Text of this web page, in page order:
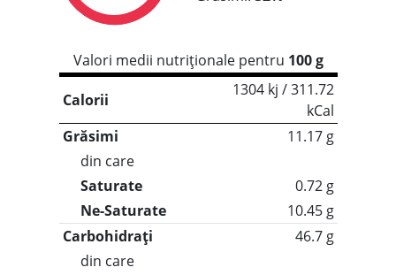
Valori medii nutriționale pentru 100 g
Calorii
1304 kj / 311.72
kCal
Grăsimi
11.17 g
din care
Saturate
0.72 g
Ne-Saturate
10.45 g
Carbohidrați
46.7 g
din care